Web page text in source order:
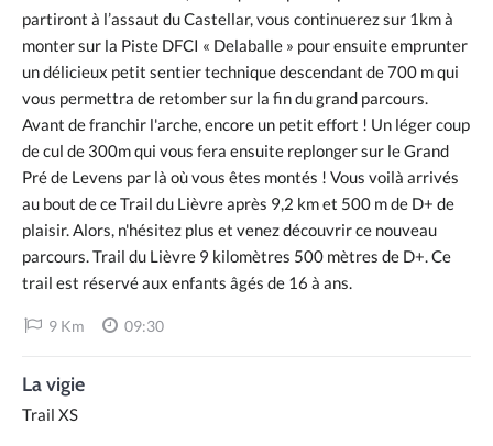
partiront à l’assaut du Castellar, vous continuerez sur 1km à
monter sur la Piste DFCI « Delaballe » pour ensuite emprunter
un délicieux petit sentier technique descendant de 700 m qui
vous permettra de retomber sur la fin du grand parcours.
Avant de franchir l'arche, encore un petit effort ! Un léger coup
de cul de 300m qui vous fera ensuite replonger sur le Grand
Pré de Levens par là où vous êtes montés ! Vous voilà arrivés
au bout de ce Trail du Lièvre après 9,2 km et 500 m de D+ de
plaisir. Alors, n'hésitez plus et venez découvrir ce nouveau
parcours. Trail du Lièvre 9 kilomètres 500 mètres de D+. Ce
trail est réservé aux enfants âgés de 16 à ans.
9 Km 09:30
La vigie
Trail XS